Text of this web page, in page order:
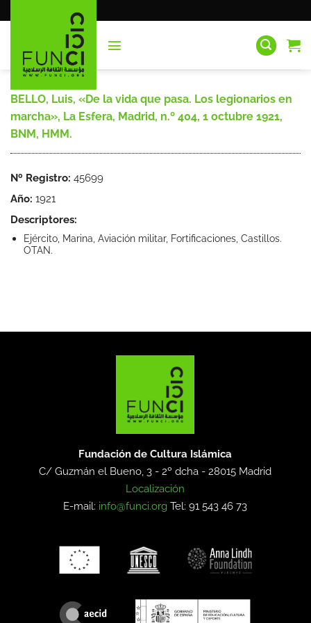
al
BELLO, Luis, «De la vida que pasa. Los legionarios en
marcha», La Esfera, Madrid, n.º 404, 1 octubre 1921,
BNM, HMM.
Nº Registro: 45699
Año: 1921
Descriptores:
Ejército, Marina, Aviación militar, Fortificaciones, Castillos.
OTAN.
Fundación de Cultura Islámica
C/ Guzmán el Bueno, 3 - 2º dcha -28015 Madrid
Localización
E-mail: info@funci.org Tel: 91 543 46 73